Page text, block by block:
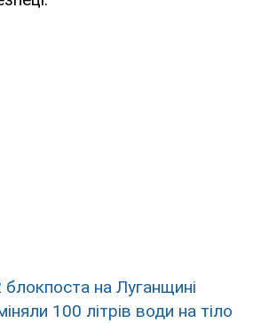
блокпоста на Луганщині
100 літрів води на тіло